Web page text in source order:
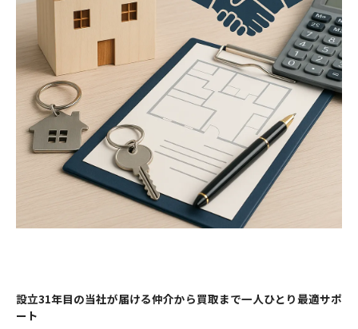
設立31年目の当社が届ける仲介から買取まで一人ひとり最適サポ
ート